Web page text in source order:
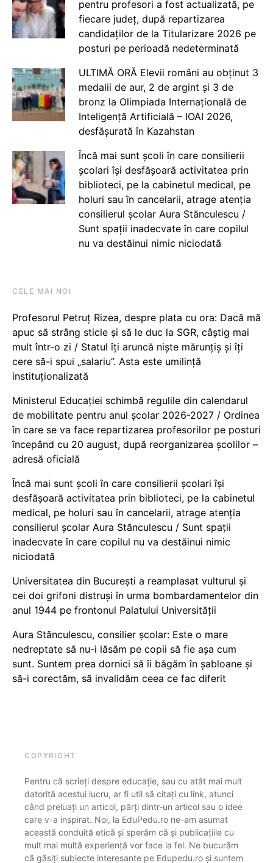
pentru profesori a fost actualizată, pe
fiecare județ, după repartizarea
candidaților de la Titularizare 2026 pe
posturi pe perioadă nedeterminată
ULTIMĂ ORĂ Elevii români au obținut 3
medalii de aur, 2 de argint și 3 de
bronz la Olimpiada Internațională de
Inteligență Artificială – IOAI 2026,
desfășurată în Kazahstan
Încă mai sunt școli în care consilierii
școlari își desfășoară activitatea prin
biblioteci, pe la cabinetul medical, pe
holuri sau în cancelarii, atrage atenția
consilierul școlar Aura Stănculescu /
Sunt spații inadecvate în care copilul
nu va destăinui nimic niciodată
CELE MAI NOI
Profesorul Petruț Rizea, despre plata cu ora: Dacă mă
apuc să strâng sticle și să le duc la SGR, câștig mai
mult într-o zi / Statul îți aruncă niște mărunțiș și îți
cere să-i spui „salariu”. Asta este umilință
instituționalizată
Ministerul Educației schimbă regulile din calendarul
de mobilitate pentru anul școlar 2026-2027 / Ordinea
în care se va face repartizarea profesorilor pe posturi
începând cu 20 august, după reorganizarea școlilor –
adresă oficială
Încă mai sunt școli în care consilierii școlari își
desfășoară activitatea prin biblioteci, pe la cabinetul
medical, pe holuri sau în cancelarii, atrage atenția
consilierul școlar Aura Stănculescu / Sunt spații
inadecvate în care copilul nu va destăinui nimic
niciodată
Universitatea din București a reamplasat vulturul și
cei doi grifoni distruși în urma bombardamentelor din
anul 1944 pe frontonul Palatului Universității
Aura Stănculescu, consilier școlar: Este o mare
nedreptate să nu-i lăsăm pe copii să fie așa cum
sunt. Suntem prea dornici să îi băgăm în șabloane și
să-i corectăm, să invalidăm ceea ce fac diferit
COPYRIGHT
Pentru că scrieți despre educație, sau cu atât mai mult
datorită acestui lucru, ar fi util să citați cu link, atunci
când preluați un articol, părți dintr-un articol sau o idee
care v-a inspirat. Noi, la EduPedu.ro ne-am asumat
această conduită etică și sperăm că și publicațiile cu
mult mai multă experiență vor face la fel. Ne bucurăm
că găsiți subiecte interesante pe Edupedu.ro și suntem